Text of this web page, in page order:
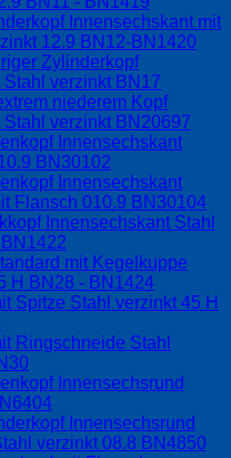
Innensechskant mit
12.9 BN12-BN1420
Zylinderkopf
Stahl verzinkt BN17
niederem Kopf
Stahl verzinkt BN20697
Innensechskant
BN30102
Innensechskant
Flansch 010.9 BN30104
Innensechskant Stahl
mit Kegelkuppe
H BN28 - BN1424
Spitze Stahl verzinkt 45 H
Ringschneide Stahl
Innensechsrund
Innensechsrund
verzinkt 08.8 BN4850